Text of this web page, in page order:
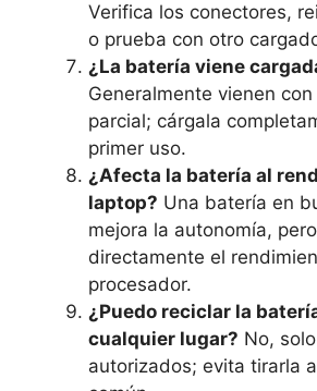
Verifica los conectores,
o prueba con otro
¿La batería viene
Generalmente vienen
parcial; cárgala
primer uso.
¿Afecta la batería al
laptop? Una batería en
mejora la autonomía,
directamente el
procesador.
¿Puedo reciclar la
cualquier lugar? No,
autorizados; evita tirarla